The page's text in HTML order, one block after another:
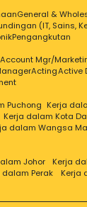
General &
(IT, Sains,
Pengangkutan
Account Mgr/
ActingActive
Puchong Kerja
Kerja dalam Kota
dalam Wangsa
Johor Kerja
dalam Perak Kerja